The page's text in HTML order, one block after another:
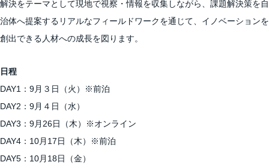
解決をテーマとして現地で視察・情報を収集しながら、課題解決策を自
治体へ提案するリアルなフィールドワークを通じて、イノベーションを
創出できる人材への成長を図ります。
日程
DAY1：9月３日（火）※前泊
DAY2：9月４日（水）
DAY3：9月26日（木）※オンライン
DAY4：10月17日（木）※前泊
DAY5：10月18日（金）